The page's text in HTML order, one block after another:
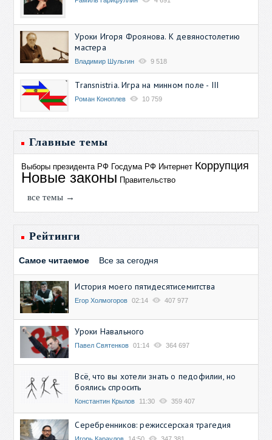
Уроки Игоря Фроянова. К девяностолетию
мастера
Владимир Шульгин 9 518
Transnistria. Игра на минном поле - III
Роман Коноплев 10 759
Главные темы
Выборы президента РФ Госдума РФ Интернет Коррупция
Новые законы Правительство
все темы →
Рейтинги
Самое читаемое Все за сегодня
История моего пятидесятисемитства
Егор Холмогоров 02:14 407 977
Уроки Навального
Павел Святенков 01:14 364 697
Всё, что вы хотели знать о педофилии, но
боялись спросить
Константин Крылов 11:30 359 407
Серебренников: режиссерская трагедия